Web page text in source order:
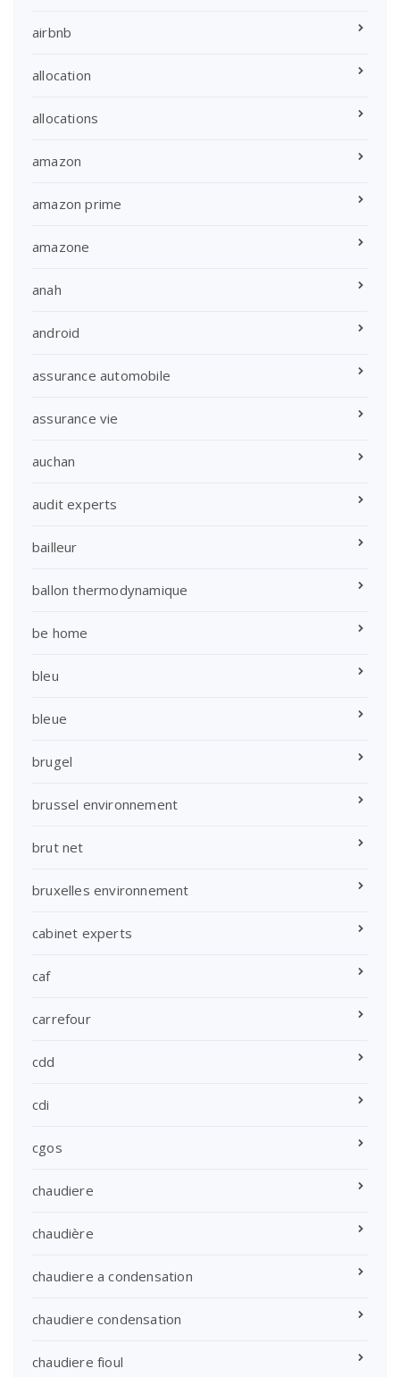
airbnb
allocation
allocations
amazon
amazon prime
amazone
anah
android
assurance automobile
assurance vie
auchan
audit experts
bailleur
ballon thermodynamique
be home
bleu
bleue
brugel
brussel environnement
brut net
bruxelles environnement
cabinet experts
caf
carrefour
cdd
cdi
cgos
chaudiere
chaudière
chaudiere a condensation
chaudiere condensation
chaudiere fioul